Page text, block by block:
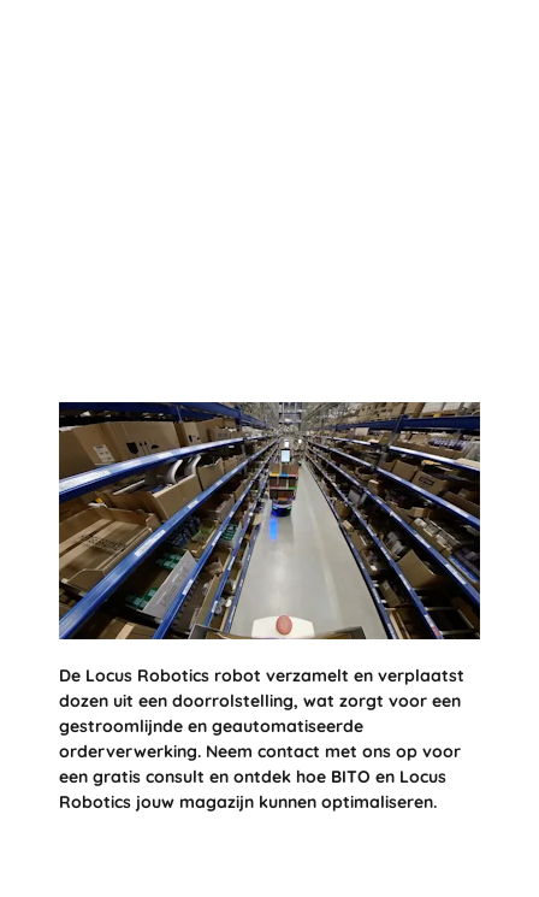
De Locus Robotics robot verzamelt en verplaatst
dozen uit een doorrolstelling, wat zorgt voor een
gestroomlijnde en geautomatiseerde
orderverwerking. Neem contact met ons op voor
een gratis consult en ontdek hoe BITO en Locus
Robotics jouw magazijn kunnen optimaliseren.